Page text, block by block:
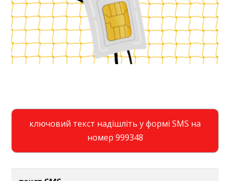
ключовий текст надішліть у формі SMS на
номер 999348